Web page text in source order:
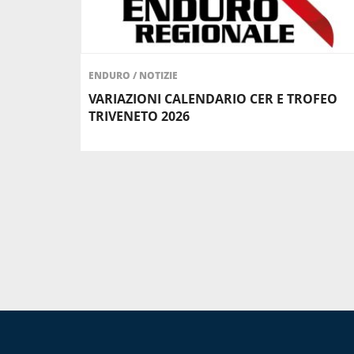
ENDURO / NOTIZIE
VARIAZIONI CALENDARIO CER E TROFEO
TRIVENETO 2026